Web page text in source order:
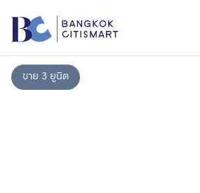
ขาย 3 ยูนิต